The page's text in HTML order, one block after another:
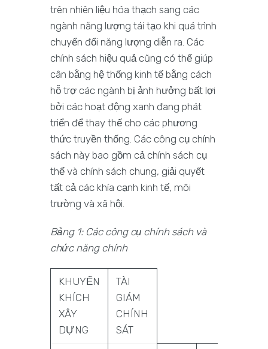
trên nhiên liệu hóa thạch sang các
ngành năng lượng tái tạo khi quá trình
chuyển đổi năng lượng diễn ra. Các
chính sách hiệu quả cũng có thể giúp
cân bằng hệ thống kinh tế bằng cách
hỗ trợ các ngành bị ảnh hưởng bất lợi
bởi các hoạt động xanh đang phát
triển để thay thế cho các phương
thức truyền thống. Các công cụ chính
sách này bao gồm cả chính sách cụ
thể và chính sách chung, giải quyết
tất cả các khía cạnh kinh tế, môi
trường và xã hội.
Bảng 1: Các công cụ chính sách và
chức năng chính
KHUYẾN
KHÍCH
XÂY
DỰNG
TÀI
GIÁM
CHÍNH
SÁT